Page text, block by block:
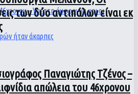
Παναγιώτης Τζένος –
απώλεια του 46χρονου
των δύο αντιπάλων είναι εκ